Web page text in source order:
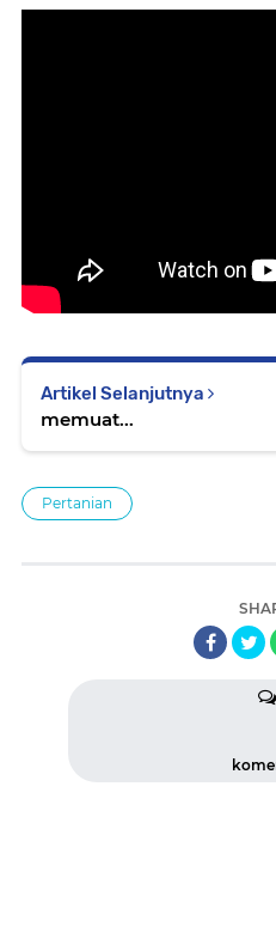
Artikel Selanjutnya
memuat...
Pertanian